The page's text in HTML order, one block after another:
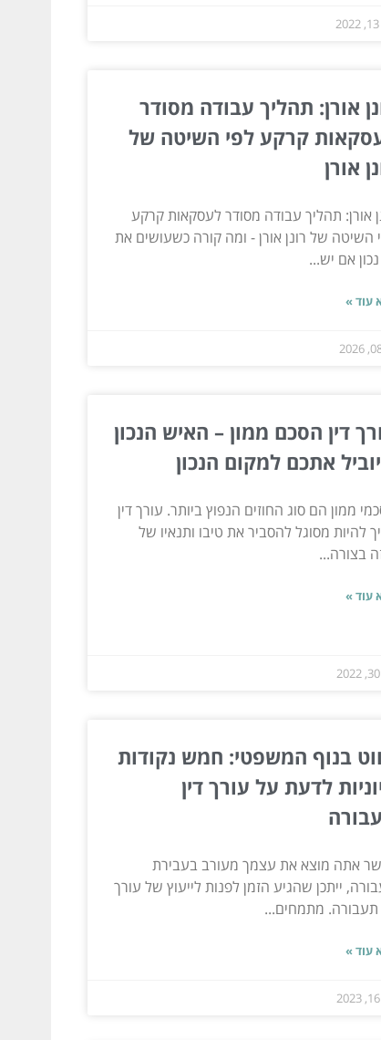
אורן: תהליך עבודה מסודר
קרקע לפי השיטה של
אורן
אורן: תהליך עבודה מסודר לעסקאות קרקע
השיטה של רונן אורן - ומה קורה כשעושים את
אם יש...
עוד »
דין הסכם ממון – האיש הנכון
אתכם למקום הנכון
ממון הם סוג החוזים הנפוץ ביותר. עורך דין
להיות מסוגל להסביר את טיבו ותנאיו של
בצורה...
עוד »
בנוף המשפטי: חמש נקודות
לדעת על עורך דין
אתה מוצא את עצמך מעורב בעבירת
ייתכן שהגיע הזמן לפנות לייעוץ של עורך
תעבורה. מתמחים...
עוד »